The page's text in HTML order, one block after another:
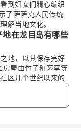
到妇女们精心编织
了萨萨克人民传统
解当地文化。
地在龙目岛有哪些
地，以其保存完好
屋由竹子和茅草等
区几个世纪以来的
班尤穆勒克村，以
都展示了萨萨克人